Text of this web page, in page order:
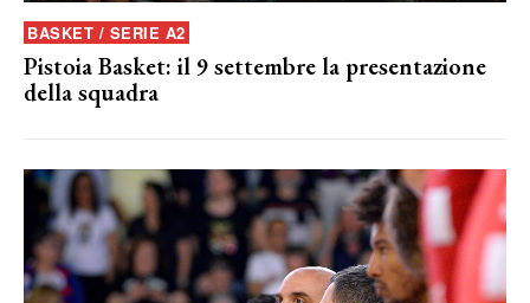
BASKET / SERIE A2
Pistoia Basket: il 9 settembre la presentazione
della squadra